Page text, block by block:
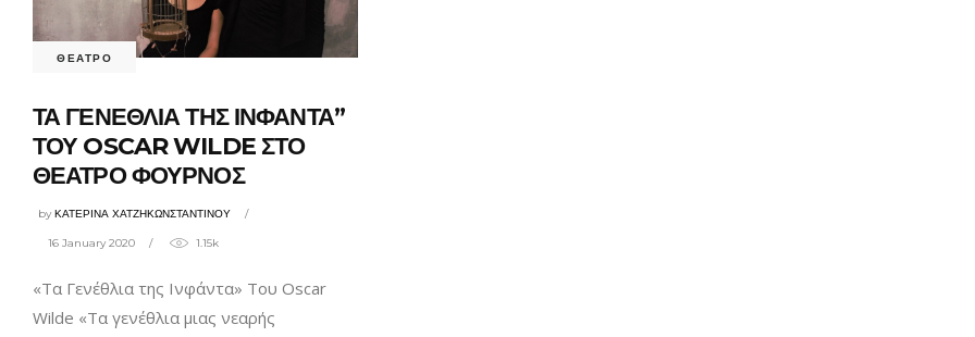
ΘΕΑΤΡΟ
ΤΑ ΓΕΝΕΘΛΙΑ ΤΗΣ ΙΝΦΑΝΤΑ”
ΤΟΥ OSCAR WILDE ΣΤΟ
ΘΕΑΤΡΟ ΦΟΥΡΝΟΣ
byΚΑΤΕΡΙΝΑ ΧΑΤΖΗΚΩΝΣΤΑΝΤΙΝΟΥ
16 January 2020 1.15k
«Τα Γενέθλια της Ινφάντα» Του Oscar
Wilde «Τα γενέθλια μιας νεαρής